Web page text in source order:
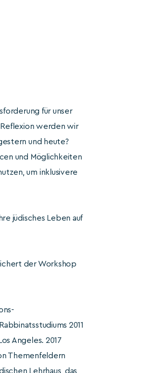
für unser
werden wir
und heute?
und Möglichkeiten
um inklusivere
jüdisches Leben auf
der Workshop
2011
Angeles. 2017
Themenfeldern
Lehrhaus, das